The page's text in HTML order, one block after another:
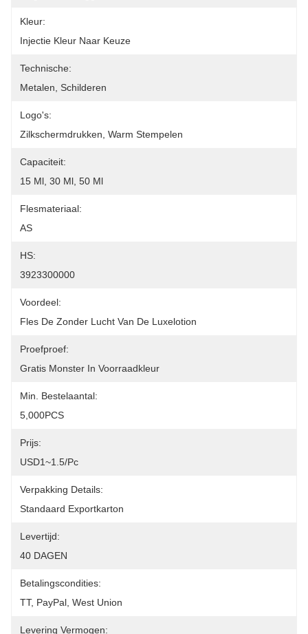
Kleur:
Injectie Kleur Naar Keuze
Technische:
Metalen, Schilderen
Logo's:
Zilkschermdrukken, Warm Stempelen
Capaciteit:
15 Ml, 30 Ml, 50 Ml
Flesmateriaal:
AS
HS:
3923300000
Voordeel:
Fles De Zonder Lucht Van De Luxelotion
Proefproef:
Gratis Monster In Voorraadkleur
Min. Bestelaantal:
5,000PCS
Prijs:
USD1~1.5/pc
Verpakking Details:
Standaard Exportkarton
Levertijd:
40 DAGEN
Betalingscondities:
TT, PayPal, West Union
Levering Vermogen: